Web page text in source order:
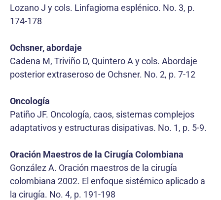
Lozano J y cols. Linfagioma esplénico. No. 3, p.
174-178
Ochsner, abordaje
Cadena M, Triviño D, Quintero A y cols. Abordaje
posterior extraseroso de Ochsner. No. 2, p. 7-12
Oncología
Patiño JF. Oncología, caos, sistemas complejos
adaptativos y estructuras disipativas. No. 1, p. 5-9.
Oración Maestros de la Cirugía Colombiana
González A. Oración maestros de la cirugía
colombiana 2002. El enfoque sistémico aplicado a
la cirugía. No. 4, p. 191-198